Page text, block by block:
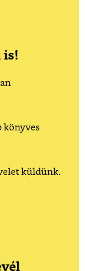
is!
könyves
küldünk.